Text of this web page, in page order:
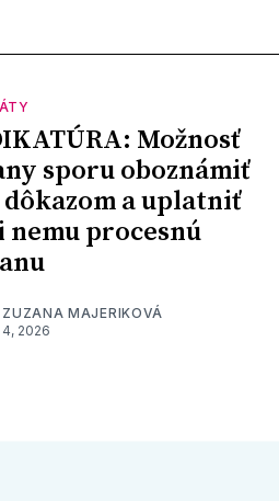
Možnosť
sporu oboznámiť
dôkazom a uplatniť
nemu procesnú
MAJERIKOVÁ
2026